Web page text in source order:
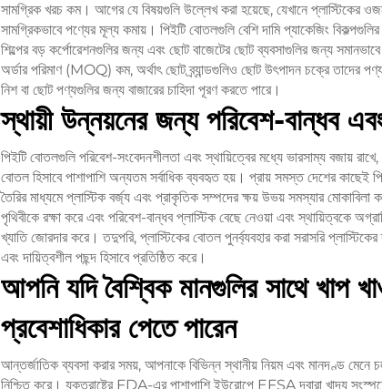
সামগ্রিক খরচ কম। আগের যে বিষয়গুলি উল্লেখ করা হয়েছে, যেখানে প্লাস্টিকের
সামগ্রিকভাবে পণ্যের মূল্য কমায়। পিইটি বোতলগুলি বেশি দামি প্যাকেজিং বিকল্পগুলির
শিল্পের বড় কর্পোরেশনগুলির জন্য এবং ছোট বাজেটের ছোট ব্যবসাগুলির জন্য
অর্ডার পরিমাণ (MOQ) কম, অর্থাৎ ছোট ব্র্যান্ডগুলিও ছোট উৎপাদন চক্রে তাদের
নিশ বা ছোট পণ্যগুলির জন্য বাজারের চাহিদা পূরণ করতে পারে।
স্থায়ী উন্নয়নের জন্য পরিবেশ-বান্ধব
পিইটি বোতলগুলি পরিবেশ-সংবেদনশীলতা এবং স্থায়িত্বের মধ্যে ভারসাম্য বজায়
বোতল হিসাবে পাশাপাশি অন্যতম সর্বাধিক ব্যবহৃত হয়। প্রায় সমস্ত দেশের
তৈরির মাধ্যমে প্লাস্টিক বর্জ্য এবং প্রাকৃতিক সম্পদের ক্ষয় উভয় সমস্যার মোকাবিলা
পৃথিবীকে রক্ষা করে এবং পরিবেশ-বান্ধব প্লাস্টিক বেছে নেওয়া এবং স্থায়িত্বকে
খ্যাতি জোরদার করে। তদুপরি, প্লাস্টিকের বোতল পুনর্ব্যবহার করা সরাসরি
এবং দায়িত্বশীল পছন্দ হিসাবে প্রতিষ্ঠিত করে।
আপনি যদি বৈশ্বিক মানগুলির সাথে খাপ
প্রবেশাধিকার পেতে পারেন
আন্তর্জাতিক ব্যবসা করার সময়, আপনাকে বিভিন্ন স্থানীয় নিয়ম এবং মানদণ্ড মেনে
নিশ্চিত করে। যুক্তরাষ্ট্রে FDA-এর পাশাপাশি ইউরোপে EFSA দ্বারা খাদ্য